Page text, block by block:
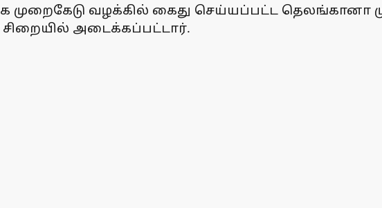
வழக்கில் கைது செய்யப்பட்ட தெலங்கானா
அடைக்கப்பட்டார்.